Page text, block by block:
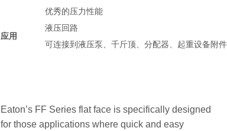
优秀的压力性能
应用
液压回路
可连接到液压泵、千斤顶、分配器、起重设备附
Eaton’s FF Series flat face is specifically designed
for those applications where quick and easy